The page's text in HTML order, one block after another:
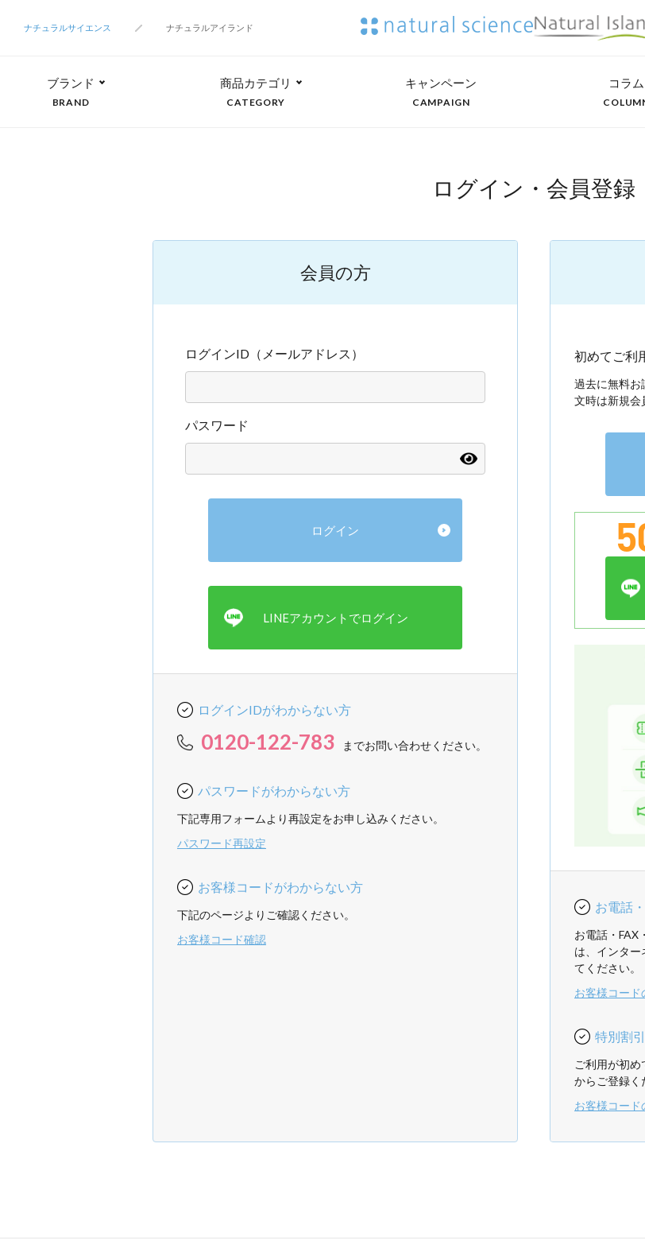
ナチュラルサイエンス
ナチュラルアイランド
ブランド
BRAND
商品カテゴリ
CATEGORY
キャンペーン
CAMPAIGN
コラム
ログイン・会員登録
会員の方
ログインID（メールアドレス）
パスワード
ログインIDがわからない方
0120-122-783 までお問い合わせください。
パスワードがわからない方
下記専用フォームより再設定をお申し込みください。
パスワード再設定
お客様コードがわからない方
下記のページよりご確認ください。
お客様コード確認
初めてご利
過去に無料お
文時は新規会
お電話
お電話・FAX
は、インター
てください。
お客様コード
特別割
ご利用が初
からご登録く
お客様コード